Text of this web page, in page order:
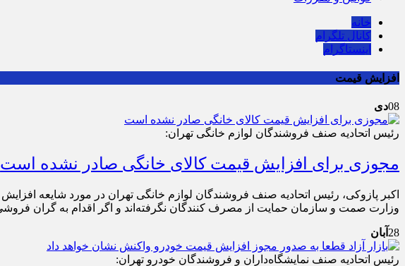
خانه
کانال تلگرام
اینستاگرام
افزایش قیمت
08دی
رئیس اتحادیه صنف فروشندگان لوازم خانگی تهران:
مجوزی برای افزایش قیمت کالای خانگی صادر نشده است
اکبر پازوکی، رئیس اتحادیه صنف فروشندگان لوازم خانگی تهران در مورد شایعه
وزارت صمت و سازمان حمایت از مصرف کنندگان نگرفته‌اند و اگر اقدام به گران
28 آبان
رئیس اتحادیه صنف نمایشگاه‌داران و فروشندگان خودرو تهران: